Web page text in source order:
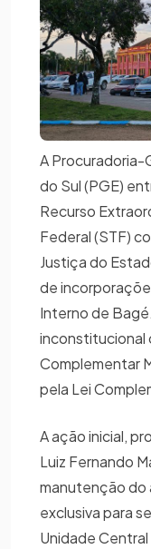
A Procuradoria-
do Sul (PGE)
Recurso
Federal (STF)
Justiça do
de
Interno de
inconstitucional
Complementar
pela Lei
A ação inicial,
Luiz Fernando
manutenção do
exclusiva para
Unidade